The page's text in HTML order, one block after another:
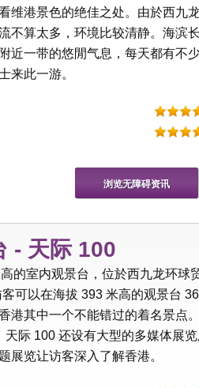
维港景色的绝佳之处。由於西九
不算太多，环境比较清静。海滨
近一带的悠閒气息，每天都有不
来此一游。
浏览无障碍资讯
- 天际 100
的室内观景台，位於西九龙环球
可以在海拔 393 米高的观景台
港其中一个不能错过的着名景点
天际 100 还设有大型的多媒体展
展览让访客深入了解香港。